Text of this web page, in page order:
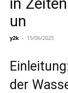
un
y2k - 15/06/2025
der